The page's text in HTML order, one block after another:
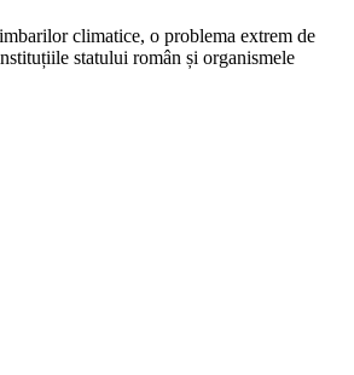
climatice, o problema extrem de
statului român și organismele